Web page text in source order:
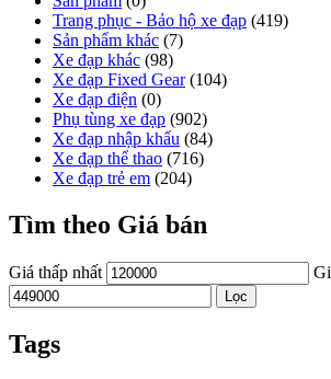
Trang phục - Bảo hộ xe đạp (419)
Sản phẩm khác (7)
Xe đạp khác (98)
Xe đạp Fixed Gear (104)
Xe đạp điện (0)
Phụ tùng xe đạp (902)
Xe đạp nhập khẩu (84)
Xe đạp thể thao (716)
Xe đạp trẻ em (204)
Tìm theo Giá bán
Giá thấp nhất
Lọc
Tags